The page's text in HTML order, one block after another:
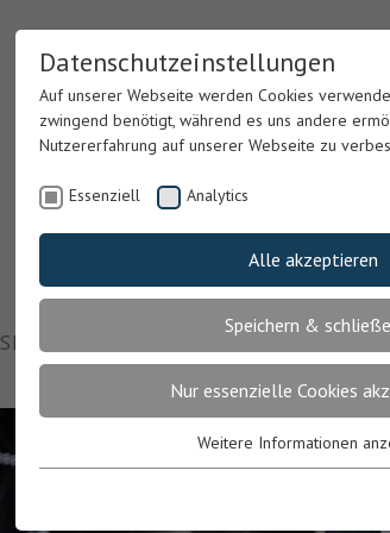
SEELSORGE
P. PETER
RIGLER
Datenschutzeinstellungen
Auf unserer Webseite werden Cookies
zwingend benötigt, während es uns andere
Nutzererfahrung auf unserer Webseite zu
Essenziell Analytics
Alle akzeptieren
Speichern &
Nur essenzielle Cookies
Essenzielle Cookies werden für grundlegende
Weitere Informationen